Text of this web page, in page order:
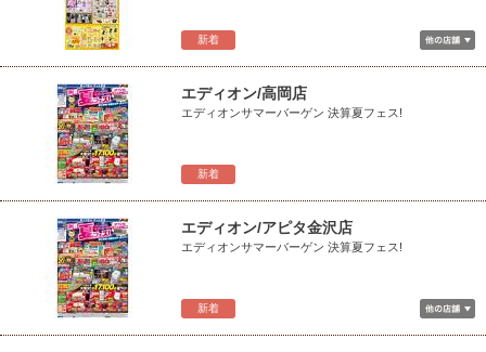
新着
新着
エディオン/高岡店
エディオンサマーバーゲン 決算夏フェス!
新着
エディオン/アピタ金沢店
エディオンサマーバーゲン 決算夏フェス!